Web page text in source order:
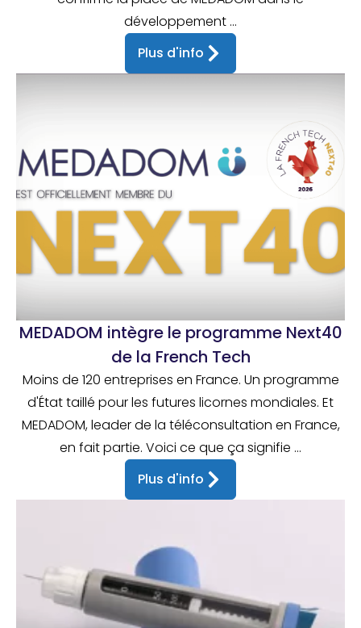
développement ...
Plus d'info
MEDADOM intègre le programme Next40
de la French Tech
Moins de 120 entreprises en France. Un programme
d'État taillé pour les futures licornes mondiales. Et
MEDADOM, leader de la téléconsultation en France,
en fait partie. Voici ce que ça signifie ...
Plus d'info